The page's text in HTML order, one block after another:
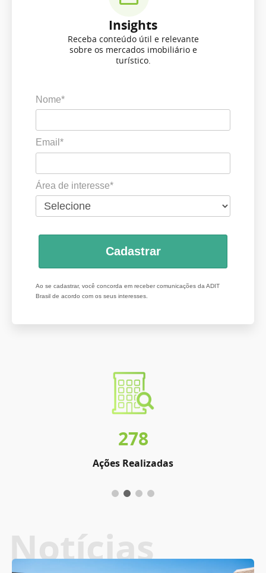
Insights
Receba conteúdo útil e relevante
sobre os mercados imobiliário e
turístico.
Nome*
Email*
Área de interesse*
Cadastrar
Ao se cadastrar, você concorda em receber comunicações da ADIT
Brasil de acordo com os seus interesses.
278
Ações Realizadas
Notícias